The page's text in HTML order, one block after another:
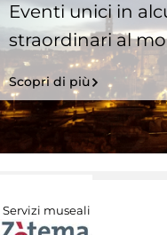
Eventi unici in
straordinari al
Scopri di più
Servizi museali